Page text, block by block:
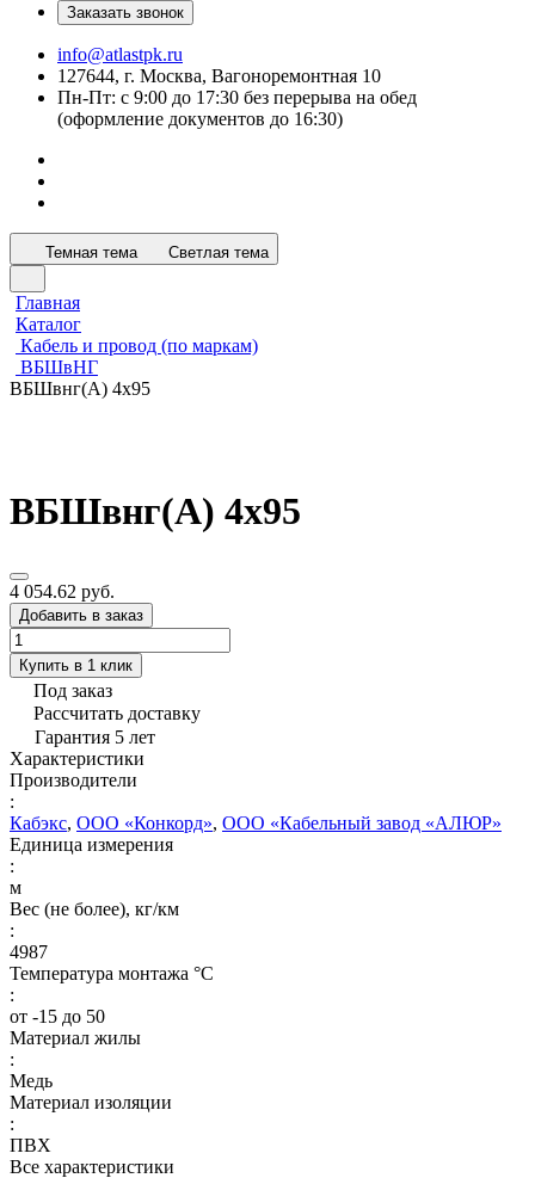
Заказать звонок
info@atlastpk.ru
127644, г. Москва, Вагоноремонтная 10
Пн-Пт: с 9:00 до 17:30 без перерыва на обед
(оформление документов до 16:30)
Темная тема Светлая тема
Главная
Каталог
Кабель и провод (по маркам)
ВБШвНГ
ВБШвнг(А) 4х95
ВБШвнг(А) 4х95
4 054.62 руб.
Добавить в заказ
Купить в 1 клик
Под заказ
Рассчитать доставку
Гарантия 5 лет
Характеристики
Производители
:
Кабэкс, ООО «Конкорд», ООО «Кабельный завод «АЛЮР»
Единица измерения
:
м
Вес (не более), кг/км
:
4987
Температура монтажа °C
:
от -15 до 50
Материал жилы
:
Медь
Материал изоляции
:
ПВХ
Все характеристики